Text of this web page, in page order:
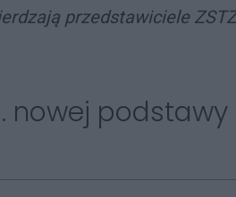
przedstawiciele
nowej